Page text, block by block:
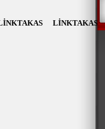
LİNKTAKAS